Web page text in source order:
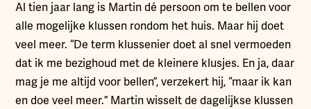
Al tien jaar lang is Martin dé persoon om te bellen voor
alle mogelijke klussen rondom het huis. Maar hij doet
veel meer. “De term klussenier doet al snel vermoeden
dat ik me bezighoud met de kleinere klusjes. En ja, daar
mag je me altijd voor bellen”, verzekert hij, “maar ik kan
en doe veel meer.” Martin wisselt de dagelijkse klussen